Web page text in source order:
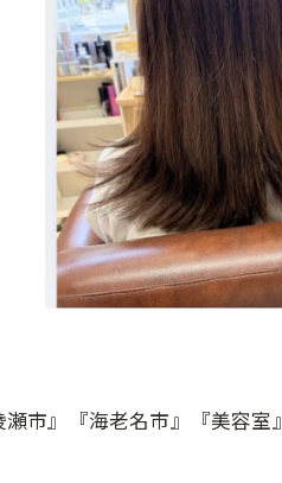
市』『海老名市』『美容室』